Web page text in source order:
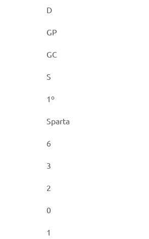
D
GP
GC
S
1º
Sparta
6
3
2
0
1